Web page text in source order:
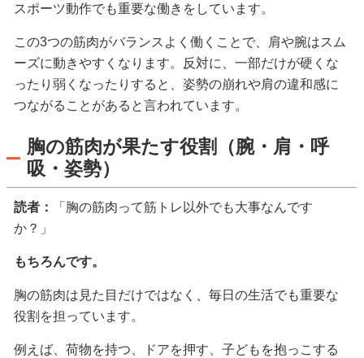
スポーツ動作でも重要な働きをしています。
この3つの筋肉がバランスよく働くことで、肩や腕はスム
ーズに動きやすくなります。反対に、一部だけが硬くな
ったり弱くなったりすると、姿勢の崩れや肩の違和感に
つながることがあると言われています。
胸の筋肉が果たす役割（腕・肩・呼
吸・姿勢）
読者：
「胸の筋肉って筋トレ以外でも大事なんです
か？」
もちろんです。
胸の筋肉は見た目だけではなく、毎日の生活でも重要な
役割を担っています。
例えば、荷物を持つ、ドアを押す、子どもを抱っこする